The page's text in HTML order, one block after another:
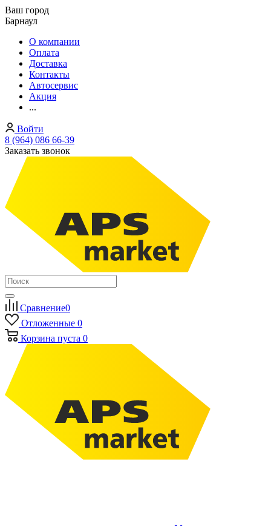
Ваш город
Барнаул
О компании
Оплата
Доставка
Контакты
Автосервис
Акция
...
Войти
8 (964) 086 66-39
Заказать звонок
Сравнение0
Отложенные 0
Корзина пуста 0